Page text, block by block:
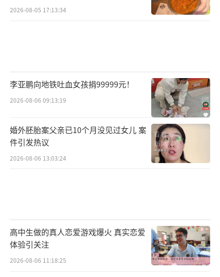
2026-08-05 17:13:34
李亚鹏向地铁吐血女孩捐99999元！
2026-08-06 09:13:19
婚外胚胎案父亲已10个月没见过女儿 案
件引发热议
2026-08-06 13:03:24
高中生做的真人恋爱游戏爆火 真实恋爱
体验引关注
2026-08-06 11:18:25